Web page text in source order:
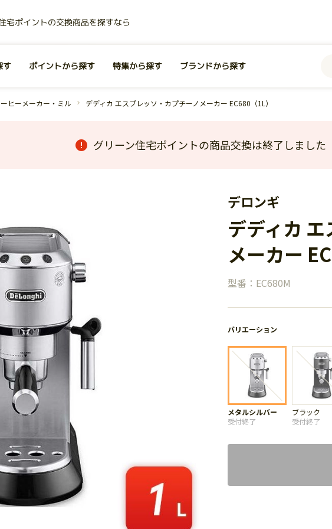
宅ポイントの交換商品を探すなら
す ポイントから探す 特集から探す ブランドから探す
ヒーメーカー・ミル デディカ エスプレッソ・カプチーノメーカー EC680（1L）
グリーン住宅ポイントの商品交換は終了しました
バリエーション
メタルシルバー
受付終了
ブラック
受付終了
デロンギ
デディカ
メーカー
型番：EC680M